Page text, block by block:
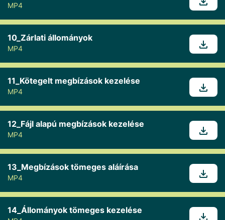
MP4
10_Zárlati állományok
MP4
11_Kötegelt megbízások kezelése
MP4
12_Fájl alapú megbízások kezelése
MP4
13_Megbízások tömeges aláírása
MP4
14_Állományok tömeges kezelése